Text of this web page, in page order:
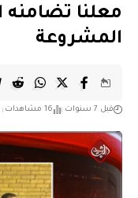
معلنا
المشروعة
قبل 7 سنوات 16 مشاهدات